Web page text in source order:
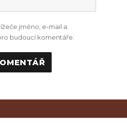
jméno, e-mail a
budoucí komentáře.